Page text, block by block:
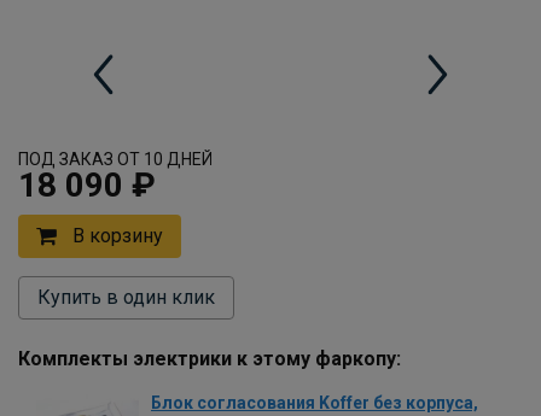
ПОД ЗАКАЗ ОТ 10 ДНЕЙ
18 090 ₽
В корзину
Купить в один клик
Комплекты электрики к этому фаркопу:
Блок согласования Koffer без корпуса,